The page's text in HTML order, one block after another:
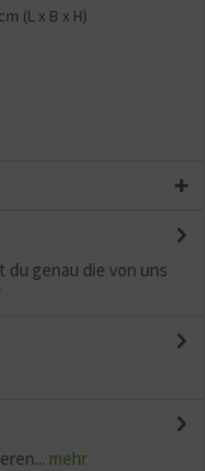
(L x B x H)
genau die von uns
mehr